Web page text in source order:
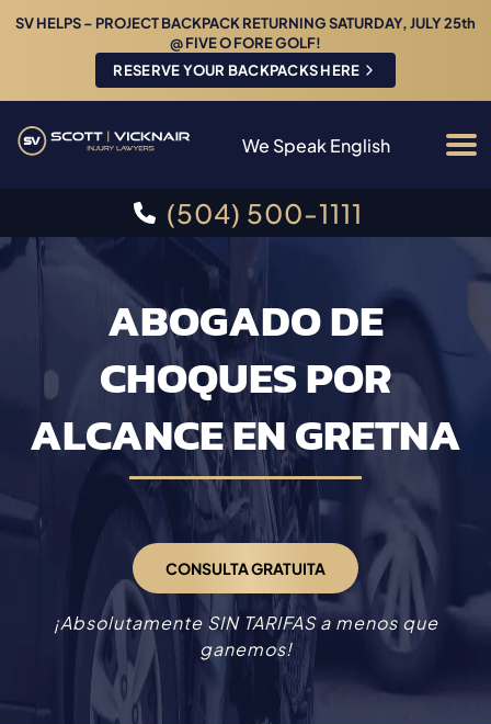
SV HELPS – PROJECT BACKPACK RETURNING SATURDAY, JULY 25th
@ FIVE O FORE GOLF!
RESERVE YOUR BACKPACKS HERE
We Speak English
(504) 500-1111
ABOGADO DE
CHOQUES POR
ALCANCE EN GRETNA
CONSULTA GRATUITA
¡Absolutamente SIN TARIFAS a menos que
ganemos!